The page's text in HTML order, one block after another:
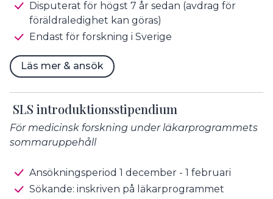
Disputerat för högst 7 år sedan (avdrag för
föräldraledighet kan göras)
Endast för forskning i Sverige
Läs mer & ansök
SLS introduktionsstipendium
För medicinsk forskning under läkarprogrammets
sommaruppehåll
Ansökningsperiod 1 december - 1 februari
Sökande: inskriven på läkarprogrammet